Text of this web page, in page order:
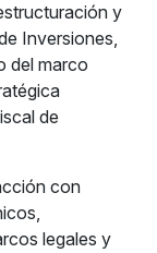
y
Inversiones,
del marco
de
con
legales y